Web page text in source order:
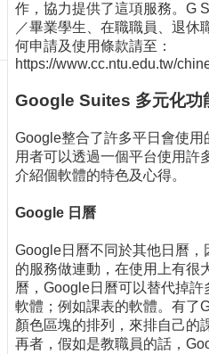
最
新
消
息
關
我
們
版
物
校
務
服
務
作，協力提供了這項服務。G
／畢業學生、在職職員、退休
何申請及使用條款請至：
https://www.cc.ntu.edu.tw/
Google Suites 多元化功
Google整合了許多平日會使
用者可以透過一個平台使用許
介紹個軟體的特色及心得。
Google 日曆
Google日曆不同於其他日曆
的服務做連動，在使用上有很
曆，Google日曆可以替代掉
軟體；例如課表的軟體。有了
顏色區塊的排列，來排自己的
再者，假如是教職員的話，